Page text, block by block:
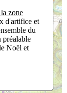
zone
d'artifice et
du
préalable
Noël et